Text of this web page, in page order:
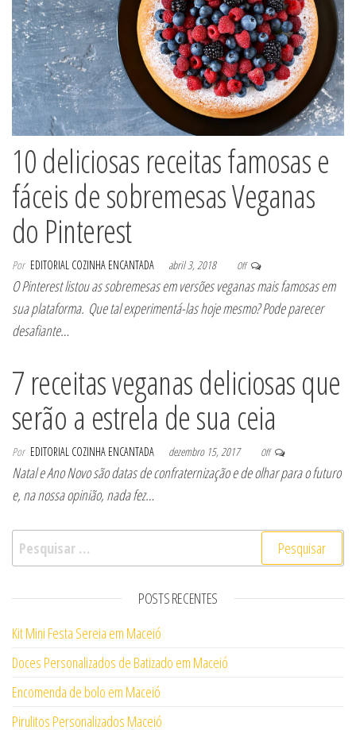
10 deliciosas receitas famosas e
fáceis de sobremesas Veganas
do Pinterest
Por EDITORIAL COZINHA ENCANTADA abril 3, 2018 Off
O Pinterest listou as sobremesas em versões veganas mais famosas em
sua plataforma. Que tal experimentá-las hoje mesmo? Pode parecer
desafiante…
7 receitas veganas deliciosas que
serão a estrela de sua ceia
Por EDITORIAL COZINHA ENCANTADA dezembro 15, 2017 Off
Natal e Ano Novo são datas de confraternização e de olhar para o futuro
e, na nossa opinião, nada fez…
Pesquisar por:
POSTS RECENTES
Kit Mini Festa Sereia em Maceió
Doces Personalizados de Batizado em Maceió
Encomenda de bolo em Maceió
Pirulitos Personalizados Maceió